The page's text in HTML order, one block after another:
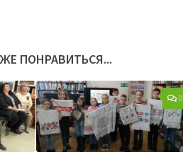
ПОНРАВИТЬСЯ...
0